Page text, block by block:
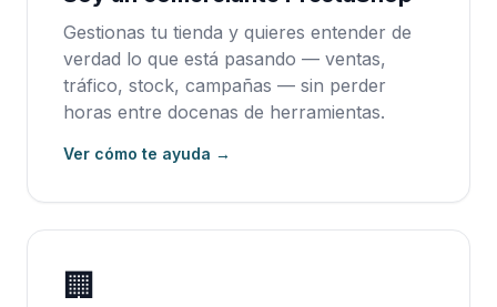
Gestionas tu tienda y quieres entender de
verdad lo que está pasando — ventas,
tráfico, stock, campañas — sin perder
horas entre docenas de herramientas.
Ver cómo te ayuda →
🏢